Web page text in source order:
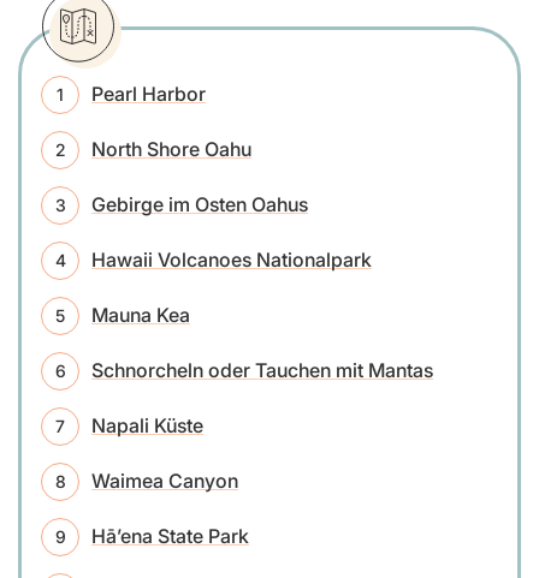
Pearl Harbor
North Shore Oahu
Gebirge im Osten Oahus
Hawaii Volcanoes Nationalpark
Mauna Kea
Schnorcheln oder Tauchen mit Mantas
Napali Küste
Waimea Canyon
Hā’ena State Park